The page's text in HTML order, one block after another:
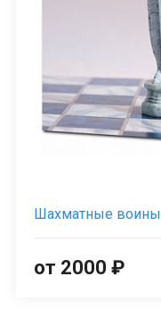
Шахматные воины
от 2000 ₽